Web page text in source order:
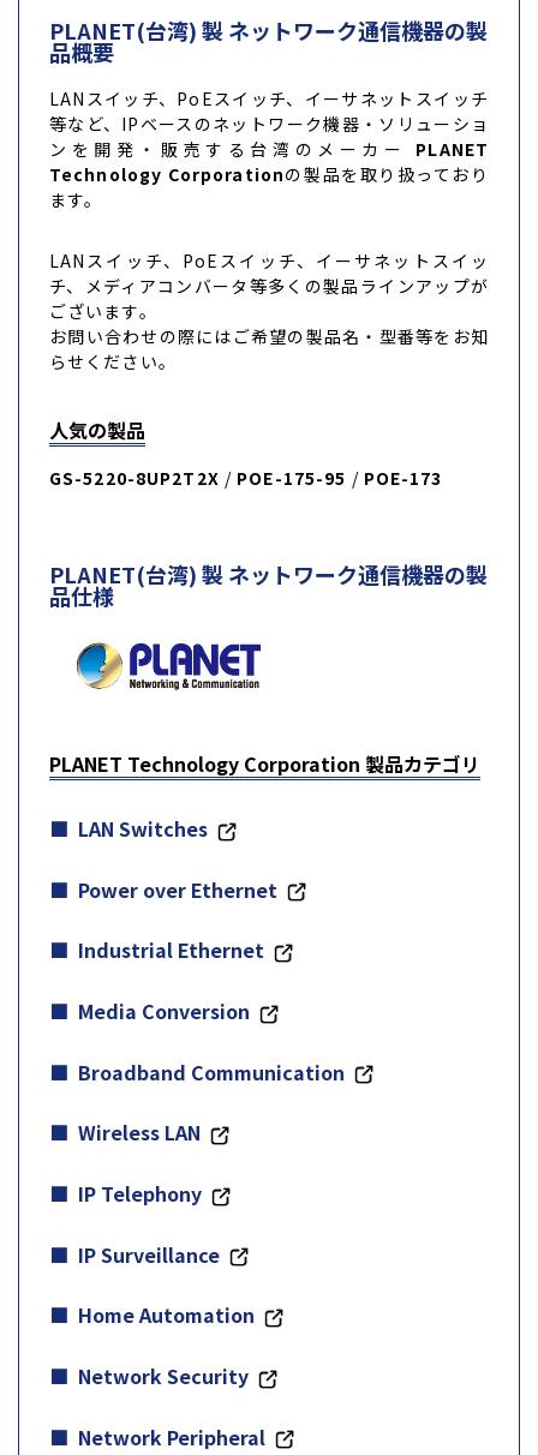
PLANET(台湾) 製 ネットワーク通信機器の製
品概要
LANスイッチ、PoEスイッチ、イーサネットスイッチ
等など、IPベースのネットワーク機器・ソリューショ
ンを開発・販売する台湾のメーカー
PLANET
Technology Corporationの製品を取り扱っており
ます。
LANスイッチ、PoEスイッチ、イーサネットスイッ
チ、メディアコンバータ等多くの製品ラインアップが
ございます。
お問い合わせの際にはご希望の製品名・型番等をお知
らせください。
人気の製品
GS-5220-8UP2T2X / POE-175-95 / POE-173
PLANET(台湾) 製 ネットワーク通信機器の製
品仕様
PLANET Technology Corporation 製品カテゴリ
LAN Switches
Power over Ethernet
Industrial Ethernet
Media Conversion
Broadband Communication
Wireless LAN
IP Telephony
IP Surveillance
Home Automation
Network Security
Network Peripheral